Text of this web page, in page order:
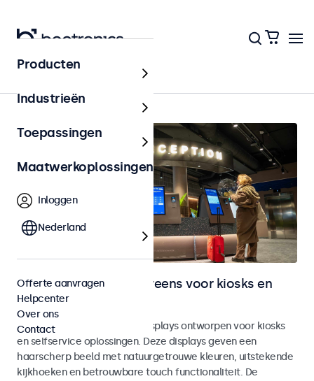
Home
Monitoren en touchscreens voor kiosks en
selfservice
Monitoren en touchscreen displays ontworpen voor kiosks
en selfservice oplossingen. Deze displays geven een
haarscherp beeld met natuurgetrouwe kleuren, uitstekende
kijkhoeken en betrouwbare touch functionaliteit. De
Producten
Industrieën
Toepassingen
Maatwerkoplossingen
Inloggen
Nederland
Offerte aanvragen
Helpcenter
Over ons
Contact